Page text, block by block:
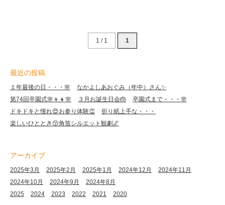
1 / 1 1
最近の投稿
１年最後の日・・・🌸
なかよしあおぐみ（年中）さん✨
第74回卒園式🌸👦👧🌸
３月お誕生日会🎂
卒園式まで・・・🌸
ドキドキと憧れ😍お参り体験👏
折り紙上手な・・・
楽しいひととき😚角笛シルエット観劇🌌
アーカイブ
2025年3月 2025年2月 2025年1月 2024年12月
2024年11月
2024年10月
2024年9月
2024年8月
2025
2024 2023 2022 2021 2020